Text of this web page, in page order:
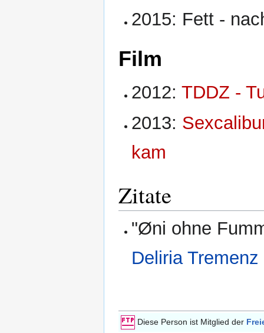
2015: Fett -
Film
2012:TDDZ -
2013:
kam
Zitate
"Øni ohne
Deliria Tremenz
Diese Person ist Mitglied der